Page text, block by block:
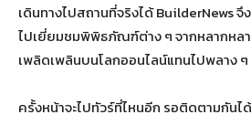
เดินทางไปสถานที่จริงได้ BuilderNews
ไปเยี่ยมชมพิพิธภัณฑ์ต่าง ๆ จากหลากหล
เพลิดเพลินบนโลกออนไลน์แทนไปพลาง
ครั้งหน้าจะไปทัวร์ที่ไหนอีก รอติดตามกันไ